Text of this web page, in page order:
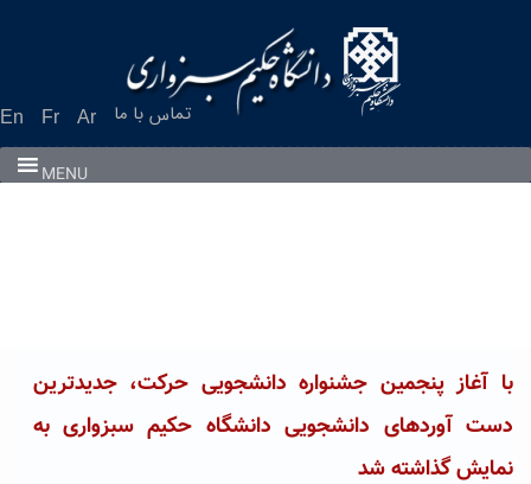
En Fr Ar تماس با ما
MENU
با آغاز پنجمین جشنواره دانشجویی حرکت، جدیدترین
دست آوردهای دانشجویی دانشگاه حکیم سبزواری به
نمایش گذاشته شد